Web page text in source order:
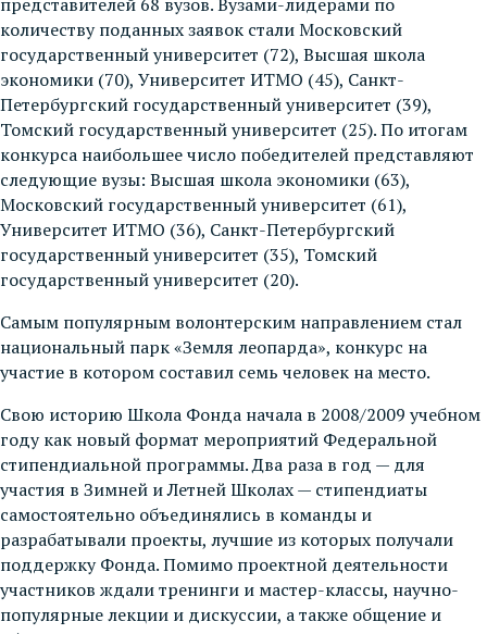
количеству поданных заявок стали Московский
государственный университет (72), Высшая школа
экономики (70), Университет ИТМО (45), Санкт-
Петербургский государственный университет (39),
Томский государственный университет (25). По итогам
конкурса наибольшее число победителей представляют
следующие вузы: Высшая школа экономики (63),
Московский государственный университет (61),
Университет ИТМО (36), Санкт-Петербургский
государственный университет (35), Томский
государственный университет (20).
Самым популярным волонтерским направлением стал
национальный парк «Земля леопарда», конкурс на
участие в котором составил семь человек на место.
Свою историю Школа Фонда начала в 2008/2009 учебном
году как новый формат мероприятий Федеральной
стипендиальной программы. Два раза в год — для
участия в Зимней и Летней Школах — стипендиаты
самостоятельно объединялись в команды и
разрабатывали проекты, лучшие из которых получали
поддержку Фонда. Помимо проектной деятельности
участников ждали тренинги и мастер-классы, научно-
популярные лекции и дискуссии, а также общение и